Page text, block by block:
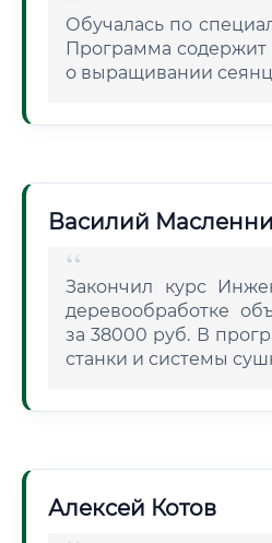
Обучалась по
Программа содержит
о выращивании
Василий
Закончил курс
деревообработке
за 38000 руб. В
станки и системы
Алексей Котов